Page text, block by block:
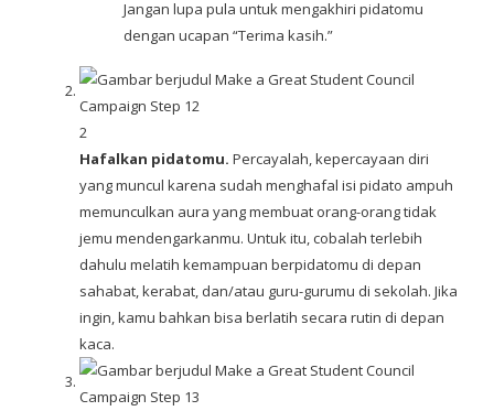
Jangan lupa pula untuk mengakhiri pidatomu
dengan ucapan “Terima kasih.”
2
Hafalkan pidatomu. Percayalah, kepercayaan diri
yang muncul karena sudah menghafal isi pidato ampuh
memunculkan aura yang membuat orang-orang tidak
jemu mendengarkanmu. Untuk itu, cobalah terlebih
dahulu melatih kemampuan berpidatomu di depan
sahabat, kerabat, dan/atau guru-gurumu di sekolah. Jika
ingin, kamu bahkan bisa berlatih secara rutin di depan
kaca.